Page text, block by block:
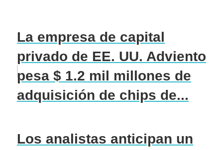
La empresa de capital
privado de EE. UU. Adviento
pesa $ 1.2 mil millones de
adquisición de chips de...
Los analistas anticipan un